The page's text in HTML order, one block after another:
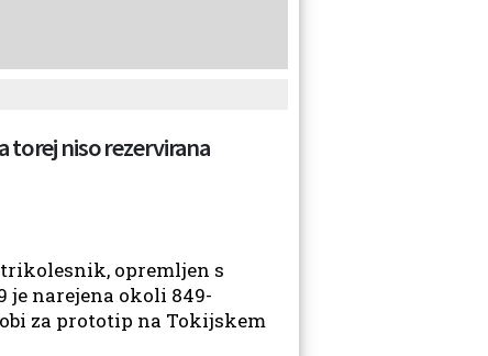
torej niso rezervirana
opremljen s
narejena okoli 849-
za prototip na Tokijskem